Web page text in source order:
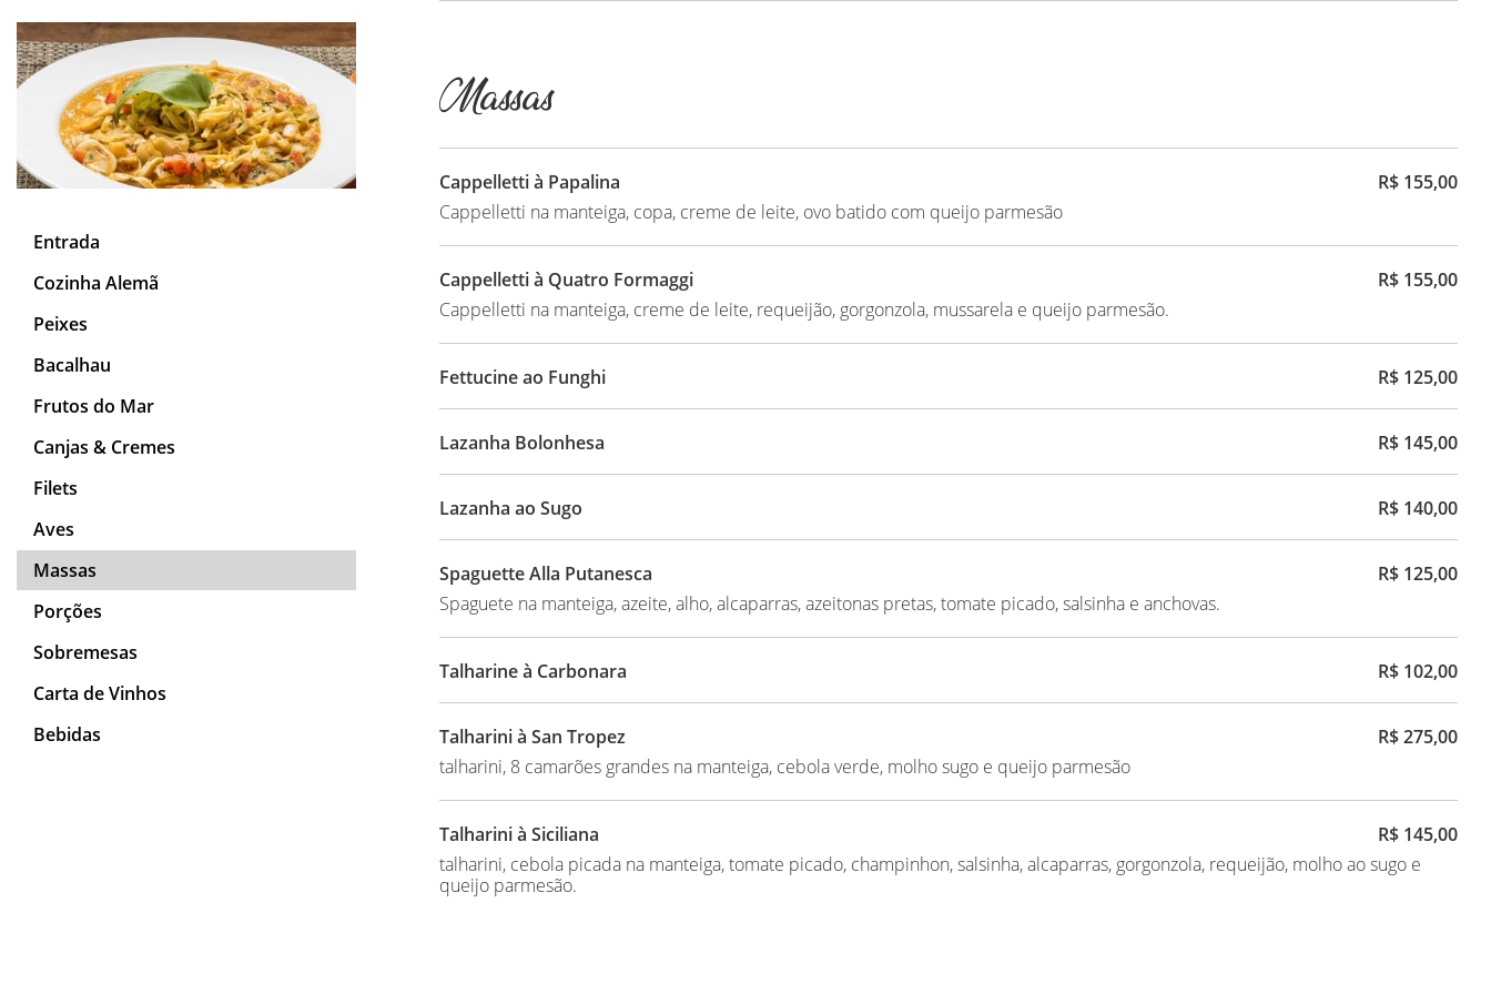
Entrada
Cozinha Alemã
Peixes
Bacalhau
Frutos do Mar
Canjas & Cremes
Filets
Aves
Massas
Porções
Sobremesas
Carta de Vinhos
Bebidas
Massas
Cappelletti à Papalina
R$ 155,00
Cappelletti na manteiga, copa, creme de leite, ovo batido com queijo parmesão
Cappelletti à Quatro Formaggi
R$ 155,00
Cappelletti na manteiga, creme de leite, requeijão, gorgonzola, mussarela e queijo parmesão.
Fettucine ao Funghi R$ 125,00
Lazanha Bolonhesa R$ 145,00
Lazanha ao Sugo R$ 140,00
Spaguette Alla Putanesca
R$ 125,00
Spaguete na manteiga, azeite, alho, alcaparras, azeitonas pretas, tomate picado, salsinha e anchovas.
Talharine à Carbonara R$ 102,00
Talharini à San Tropez
R$ 275,00
talharini, 8 camarões grandes na manteiga, cebola verde, molho sugo e queijo parmesão
Talharini à Siciliana
R$ 145,00
talharini, cebola picada na manteiga, tomate picado, champinhon, salsinha, alcaparras, gorgonzola, requeijão, molho ao sugo e
queijo parmesão.